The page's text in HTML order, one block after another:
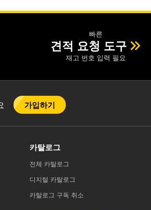
빠른
견적 요청 도구
재고 번호 입력 필요
가입하기
카탈로그
전체 카탈로그
디지털 카탈로그
카탈로그 구독 취소